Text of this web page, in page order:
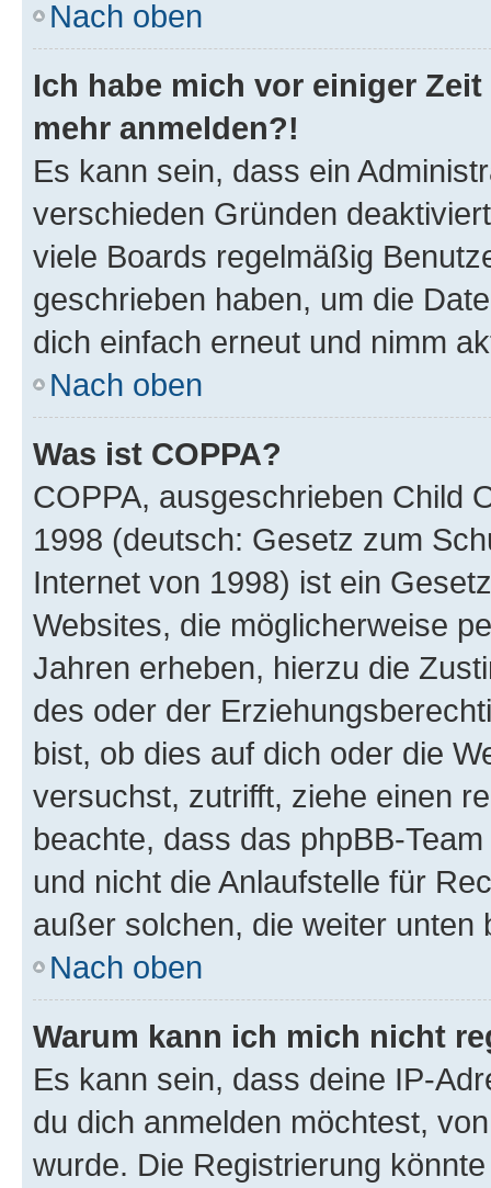
Nach oben
Ich habe mich vor einiger
mehr anmelden?!
Es kann sein, dass ein
verschieden Gründen
viele Boards regelmäßig
geschrieben haben, um die
dich einfach erneut und nimm
Nach oben
Was ist COPPA?
COPPA, ausgeschrieben Child
1998 (deutsch: Gesetz zum
Internet von 1998) ist ein
Websites, die möglicherweise
Jahren erheben, hierzu die
des oder der
bist, ob dies auf dich oder die
versuchst, zutrifft, ziehe einen
beachte, dass das phpBB-
und nicht die Anlaufstelle für
außer solchen, die weiter unten
Nach oben
Warum kann ich mich nicht
Es kann sein, dass deine IP-
du dich anmelden möchtest,
wurde. Die Registrierung